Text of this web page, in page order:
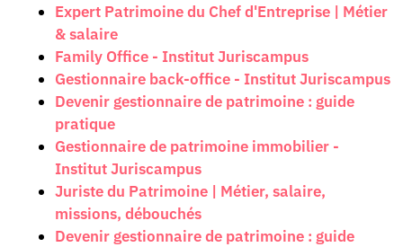
Expert Patrimoine du Chef d'Entreprise | Métier
& salaire
Family Office - Institut Juriscampus
Gestionnaire back-office - Institut Juriscampus
Devenir gestionnaire de patrimoine : guide
pratique
Gestionnaire de patrimoine immobilier -
Institut Juriscampus
Juriste du Patrimoine | Métier, salaire,
missions, débouchés
Devenir gestionnaire de patrimoine : guide